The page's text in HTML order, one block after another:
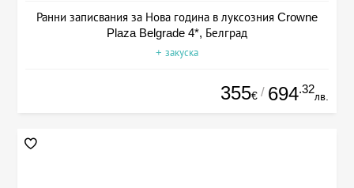
Ранни записвания за Нова година в луксозния Crowne
Plaza Belgrade 4*, Белград
+ закуска
355€ / 694.32
лв.